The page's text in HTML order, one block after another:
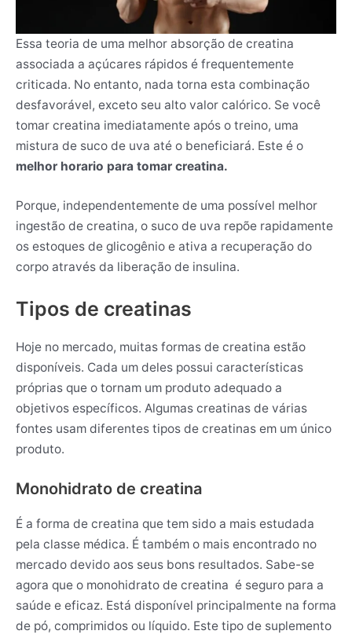
Essa teoria de uma melhor absorção de creatina
associada a açúcares rápidos é frequentemente
criticada. No entanto, nada torna esta combinação
desfavorável, exceto seu alto valor calórico. Se você
tomar creatina imediatamente após o treino, uma
mistura de suco de uva até o beneficiará. Este é o
melhor horario para tomar creatina.
Porque, independentemente de uma possível melhor
ingestão de creatina, o suco de uva repõe rapidamente
os estoques de glicogênio e ativa a recuperação do
corpo através da liberação de insulina.
Tipos de creatinas
Hoje no mercado, muitas formas de creatina estão
disponíveis. Cada um deles possui características
próprias que o tornam um produto adequado a
objetivos específicos. Algumas creatinas de várias
fontes usam diferentes tipos de creatinas em um único
produto.
Monohidrato de creatina
É a forma de creatina que tem sido a mais estudada
pela classe médica. É também o mais encontrado no
mercado devido aos seus bons resultados. Sabe-se
agora que o monohidrato de creatina é seguro para a
saúde e eficaz. Está disponível principalmente na forma
de pó, comprimidos ou líquido. Este tipo de suplemento